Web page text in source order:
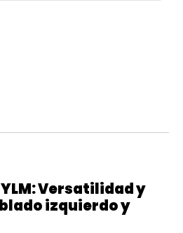
YLM: Versatilidad y
izquierdo y